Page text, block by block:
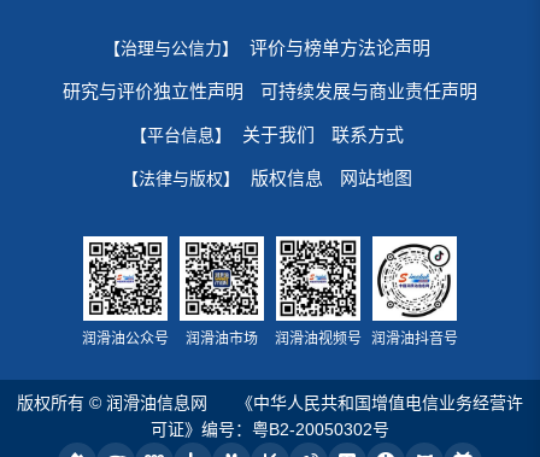
【治理与公信力】 评价与榜单方法论声明
研究与评价独立性声明 可持续发展与商业责任声明
【平台信息】 关于我们 联系方式
【法律与版权】 版权信息 网站地图
润滑油公众号 润滑油市场 润滑油视频号 润滑油抖音号
版权所有 © 润滑油信息网
《中华人民共和国增值电信业务经营许
可证》编号：粤B2-20050302号